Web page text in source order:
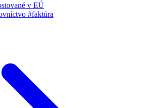
v EÚ
#faktúra